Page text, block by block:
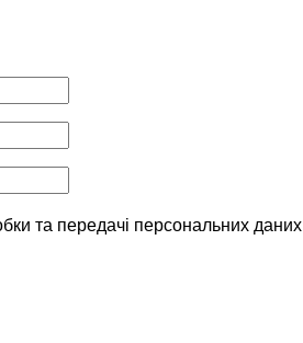
та передачі персональних даних